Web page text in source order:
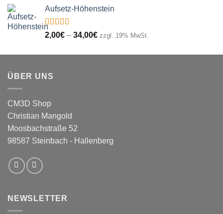
5
bis
Aufsetz-Höhenstein
Bewertet
2,00€ – 34,00€Preisspanne:
bis
zzgl. 19% MwSt.
ÜBER UNS
CM3D Shop
Christian Mangold
Moosbachstraße 52
98587 Steinbach - Hallenberg
NEWSLETTER